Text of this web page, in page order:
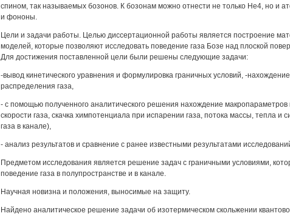
спином, так называемых бозонов. К бозонам можно отнести не только Не4, но и
и фононы.
Цели и задачи работы. Целью диссертационной работы является построение
моделей, которые позволяют исследовать поведение газа Бозе над плоской
Для достижения поставленной цели были решены следующие задачи:
-вывод кинетического уравнения и формулировка граничных условий, -
распределения газа,
- с помощью полученного аналитического решения нахождение макропараметров
скорости газа, скачка химпотенциала при испарении газа, потока массы, тепла и
газа в канале),
- анализ результатов и сравнение с ранее известными результатами
Предметом исследования является решение задач с граничными условиями,
поведение газа в полупространстве и в канале.
Научная новизна и положения, выносимые на защиту.
Найдено аналитическое решение задачи об изотермическом скольжении